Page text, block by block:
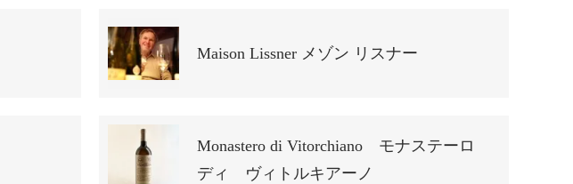
Maison Lissner メゾン リスナー
Monastero di Vitorchiano モナステーロ
ディ ヴィトルキアーノ